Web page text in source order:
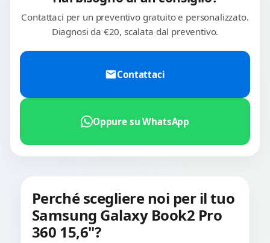
Contattaci per un preventivo gratuito e personalizzato.
Diagnosi da €20, scalata dal preventivo.
Contattaci
Oppure su WhatsApp
Perché scegliere noi per il tuo
Samsung Galaxy Book2 Pro
360 15,6"?